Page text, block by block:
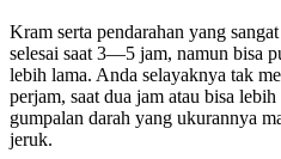
Kram serta pendarahan yang
selesai saat 3—5 jam, namun bisa
lebih lama. Anda selayaknya tak
perjam, saat dua jam atau bisa
gumpalan darah yang ukurannya
jeruk.